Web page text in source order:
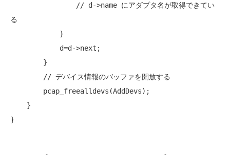
// d->name にアダプタ名が取得できてい
る
// デバイス情報のバッファを開放する